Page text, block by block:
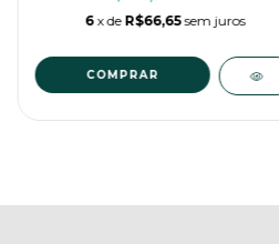
6 x de R$66,65 sem juros
COMPRAR